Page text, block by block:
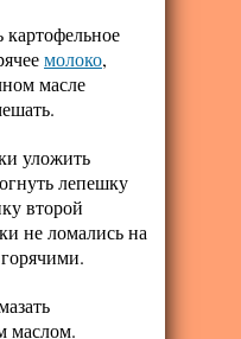
молоко,
масле
уложить
лепешку
второй
не ломались на
маслом.